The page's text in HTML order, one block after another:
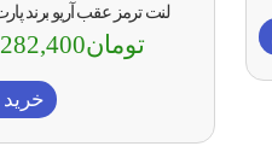
لنت ترمز عقب آریو برند
تومان